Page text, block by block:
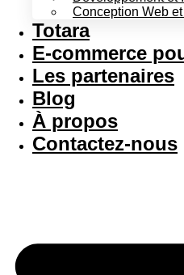
Conception Web
Totara
E-commerce
Les partenaires
Blog
À propos
Contactez-nous